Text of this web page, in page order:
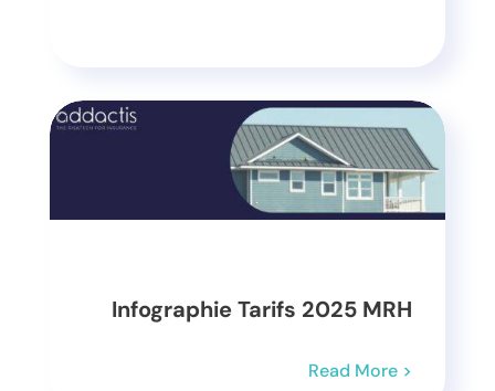
Infographie Tarifs 2025 MRH
Read More >